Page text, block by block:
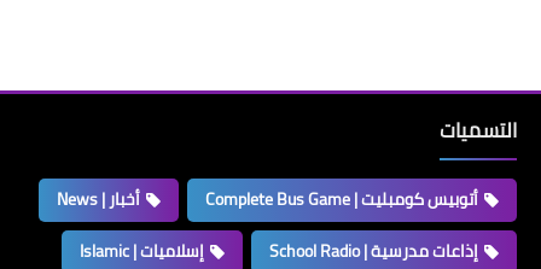
التسميات
أتوبيس كومبليت | Complete Bus Game
أخبار | News
إذاعات مدرسية | School Radio
إسلاميات | Islamic